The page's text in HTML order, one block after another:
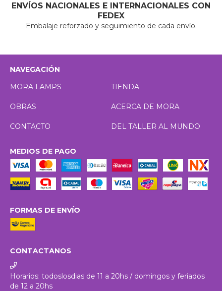
ENVÍOS NACIONALES E INTERNACIONALES CON
FEDEX
Embalaje reforzado y seguimiento de cada envío.
NAVEGACIÓN
MORA LAMPS
TIENDA
OBRAS ACERCA DE MORA
CONTACTO DEL TALLER AL MUNDO
MEDIOS DE PAGO
FORMAS DE ENVÍO
CONTACTANOS
Horarios: todoslosdias de 11 a 20hs / domingos y feriados
de 12 a 20hs